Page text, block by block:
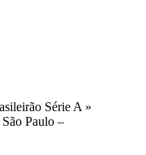
Série A »
Paulo –